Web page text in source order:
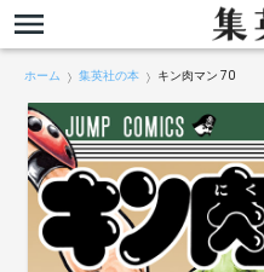
ホーム 集英社の本 キン肉マン 70